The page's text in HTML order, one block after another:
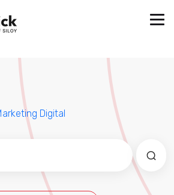
Digital
de búsqueda con una función de
porque el campo de